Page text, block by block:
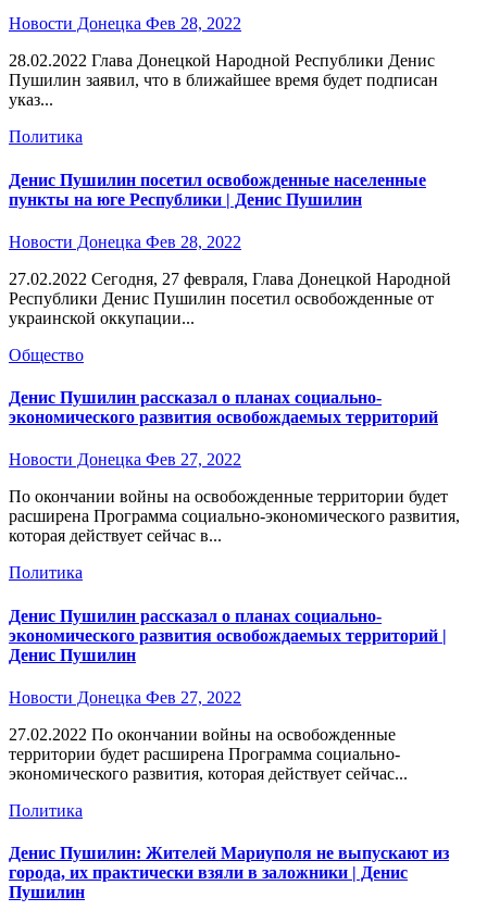
Новости Донецка Фев 28, 2022
28.02.2022 Глава Донецкой Народной Республики Денис
Пушилин заявил, что в ближайшее время будет подписан
указ...
Политика
Денис Пушилин посетил освобожденные населенные
пункты на юге Республики | Денис Пушилин
Новости Донецка Фев 28, 2022
27.02.2022 Сегодня, 27 февраля, Глава Донецкой Народной
Республики Денис Пушилин посетил освобожденные от
украинской оккупации...
Общество
Денис Пушилин рассказал о планах социально-
экономического развития освобождаемых территорий
Новости Донецка Фев 27, 2022
По окончании войны на освобожденные территории будет
расширена Программа социально-экономического развития,
которая действует сейчас в...
Политика
Денис Пушилин рассказал о планах социально-
экономического развития освобождаемых территорий |
Денис Пушилин
Новости Донецка Фев 27, 2022
27.02.2022 По окончании войны на освобожденные
территории будет расширена Программа социально-
экономического развития, которая действует сейчас...
Политика
Денис Пушилин: Жителей Мариуполя не выпускают из
города, их практически взяли в заложники | Денис
Пушилин